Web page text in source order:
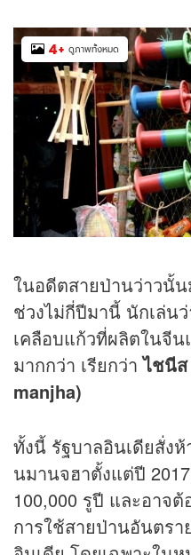
4+ ดูภาพทั้งหมด
ในอดีตสายป่านว่าวนั้
ช่วงไม่กี่ปีมานี้ นักเล่น
เคลือบแก้วที่ผลิตในจี
มากกว่า เรียกว่าไชนี
manjha)
ทั้งนี้ รัฐบาลอินเดียสั่ง
นมานจฮาตั้งแต่ปี
100,000 รูปี และอาจ
การใช้สายป่านอันตร